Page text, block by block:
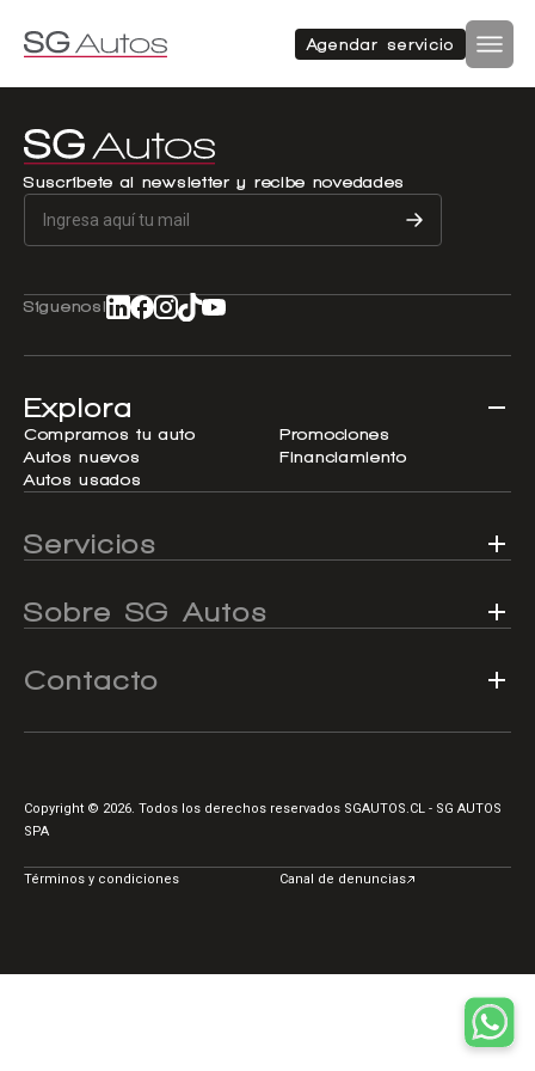
Agendar servicio
Autos nuevos
Autos usados
Acerca de SG Autos
Financiamiento
Flotas
Noticias
Centro de ayuda
Autos nuevos
Autos usados
SUV
Hatchback
Furgón
Doble cabina
Suscríbete al newsletter y recibe novedades
Síguenos!
Explora
Compramos tu auto
Autos nuevos
Autos usados
Promociones
Financiamiento
Servicios
Sobre SG Autos
Contacto
Copyright © 2026. Todos los derechos reservados SGAUTOS.CL - SG AUTOS
SPA
Términos y condiciones Canal de denuncias